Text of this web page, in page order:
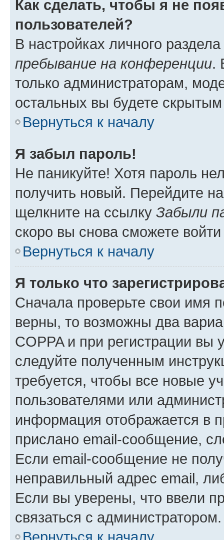
Как сделать, чтобы я не
пользователей?
В настройках личного
пребывание на конференции.
только администраторам,
остальных вы будете
Вернуться к началу
Я забыл пароль!
Не паникуйте! Хотя пароль
получить новый. Перейдите
щелкните на ссылку Забыли
скоро вы снова сможете
Вернуться к началу
Я только что
Сначала проверьте свои имя
верны, то возможны два
COPPA и при регистрации вы
следуйте полученным
требуется, чтобы все новые
пользователями или
информация отображается в
прислано email-сообщение,
Если email-сообщение не
неправильный адрес email,
Если вы уверены, что ввели
связаться с администратором.
Вернуться к началу